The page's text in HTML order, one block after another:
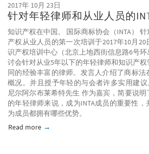
2017年 10月 23日
针对年轻律师和从业人员的
知识产权在中国。 国际商标协会（INTA）
产权从业人员的第一次培训于2017年10月
识产权培训中心（北京上地西街信息路6号
讨会针对从业5年以下的年轻律师和知识产
同的经验丰富的律师。发言人介绍了商标
概况。并且授予年轻的与会者许多实用建
尼尔阿尔布莱希特先生 作为嘉宾，简要说
的年轻律师来说，成为INTA成员的重要性
为成员都拥有哪些优势。
Read more about 针对年轻律师和从业人员的